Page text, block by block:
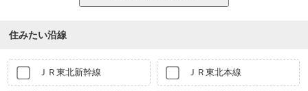
住みたい沿線
ＪＲ東北新幹線 ＪＲ東北本線